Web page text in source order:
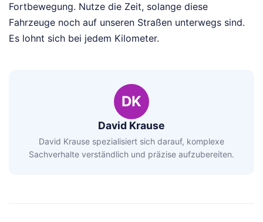
Fortbewegung. Nutze die Zeit, solange diese
Fahrzeuge noch auf unseren Straßen unterwegs sind.
Es lohnt sich bei jedem Kilometer.
DK
David Krause
David Krause spezialisiert sich darauf, komplexe
Sachverhalte verständlich und präzise aufzubereiten.